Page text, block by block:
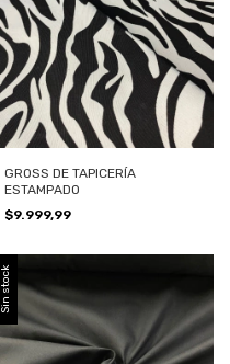
GROSS DE TAPICERÍA
ESTAMPADO
$9.999,99
Sin stock